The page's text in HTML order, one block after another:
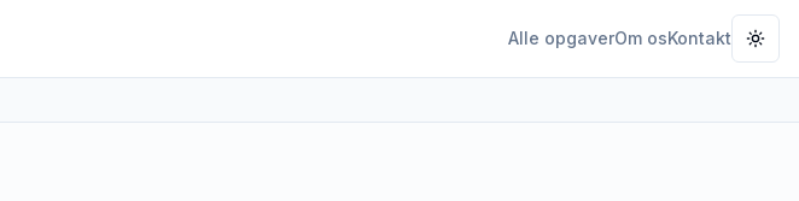
Alle opgaverOm osKontakt